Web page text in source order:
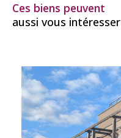
Ces biens peuvent
aussi vous intéresser